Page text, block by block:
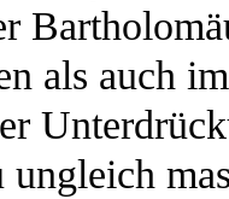
als auch
ungleich